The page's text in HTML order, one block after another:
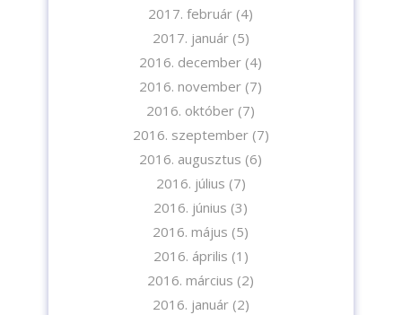
2017. február (4)
2017. január(5)
2016. december (4)
2016. november (7)
2016. október (7)
2016. szeptember(7)
2016. augusztus (6)
2016. július (7)
2016. június (3)
2016. május (5)
2016. április (1)
2016. március (2)
2016. január(2)